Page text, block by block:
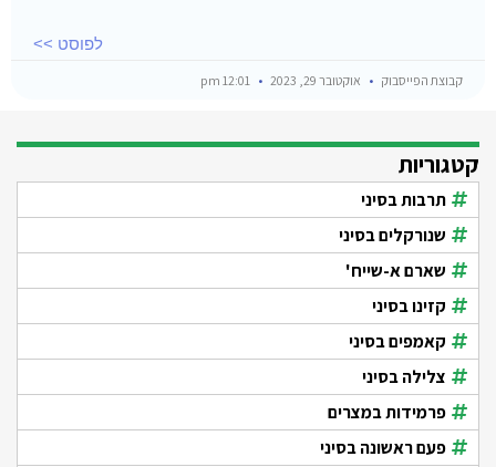
לפוסט >>
קבוצת הפייסבוק אוקטובר 29, 2023
קטגוריות
תרבות בסיני
שנורקלים בסיני
שארם א-שייח'
קזינו בסיני
קאמפים בסיני
צלילה בסיני
פרמידות במצרים
פעם ראשונה בסיני